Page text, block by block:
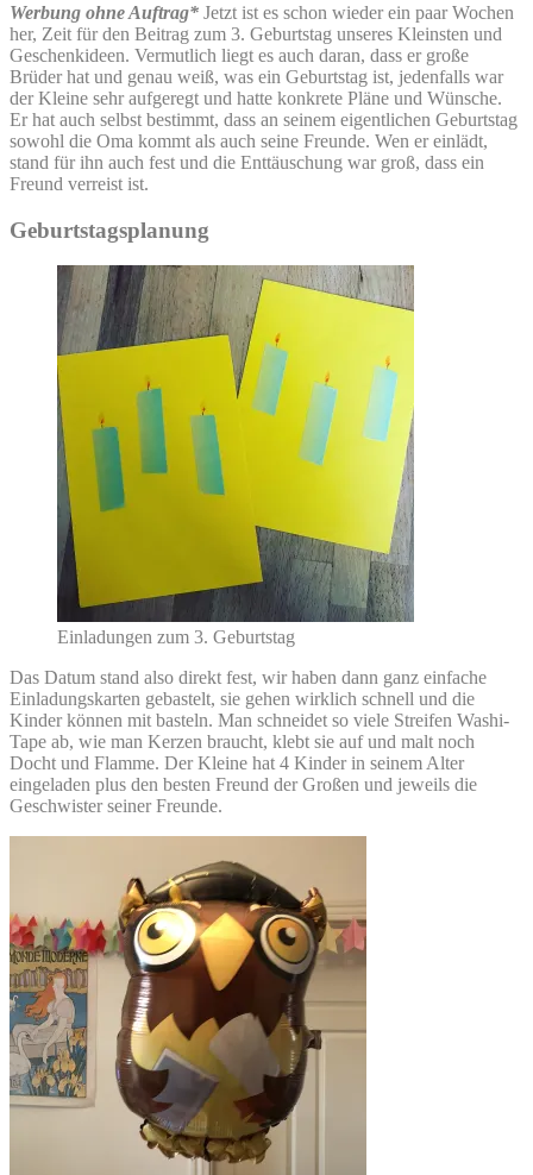
Werbung ohne Auftrag* Jetzt ist es schon wieder ein paar Wochen
her, Zeit für den Beitrag zum 3. Geburtstag unseres Kleinsten und
Geschenkideen. Vermutlich liegt es auch daran, dass er große
Brüder hat und genau weiß, was ein Geburtstag ist, jedenfalls war
der Kleine sehr aufgeregt und hatte konkrete Pläne und Wünsche.
Er hat auch selbst bestimmt, dass an seinem eigentlichen Geburtstag
sowohl die Oma kommt als auch seine Freunde. Wen er einlädt,
stand für ihn auch fest und die Enttäuschung war groß, dass ein
Freund verreist ist.
Geburtstagsplanung
Einladungen zum 3. Geburtstag
Das Datum stand also direkt fest, wir haben dann ganz einfache
Einladungskarten gebastelt, sie gehen wirklich schnell und die
Kinder können mit basteln. Man schneidet so viele Streifen Washi-
Tape ab, wie man Kerzen braucht, klebt sie auf und malt noch
Docht und Flamme. Der Kleine hat 4 Kinder in seinem Alter
eingeladen plus den besten Freund der Großen und jeweils die
Geschwister seiner Freunde.